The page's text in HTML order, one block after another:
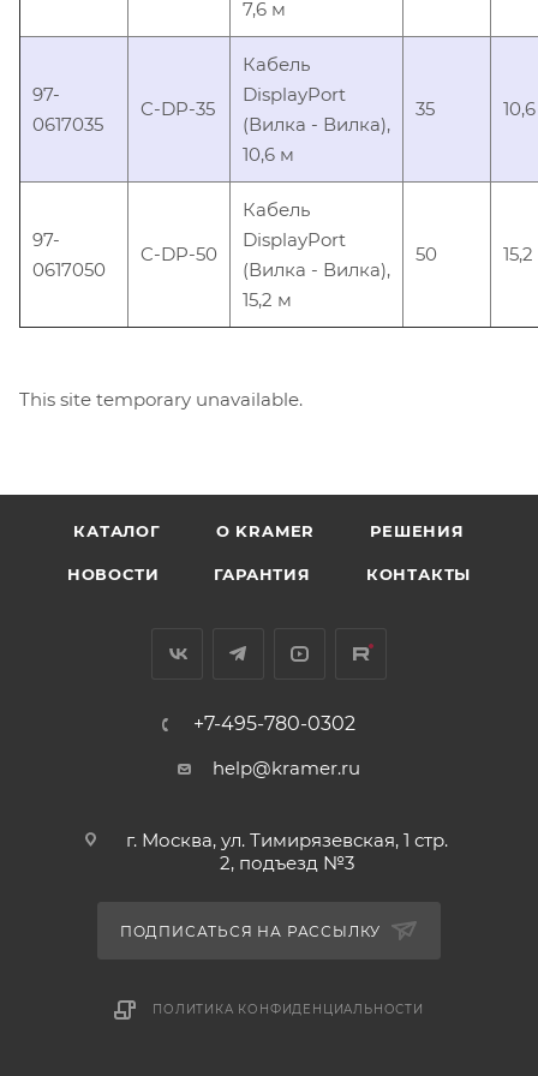
7,6 м
97-
0617035
C-DP-35
Кабель
DisplayPort
(Вилка - Вилка),
10,6 м
35 10,6
97-
0617050
C-DP-50
Кабель
DisplayPort
(Вилка - Вилка),
15,2 м
50 15,2
This site temporary unavailable.
КАТАЛОГ O KRAMER РЕШЕНИЯ
НОВОСТИ ГАРАНТИЯ КОНТАКТЫ
+7-495-780-0302
help@kramer.ru
г. Москва, ул. Тимирязевская, 1 стр.
2, подъезд №3
ПОДПИСАТЬСЯ НА РАССЫЛКУ
ПОЛИТИКА КОНФИДЕНЦИАЛЬНОСТИ